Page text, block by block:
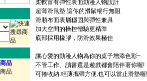
品
品
柔軟富有彈性表面動漫人物設計
超薄滑鼠墊,讓你的滑鼠暢行無阻
滑順布面表層穩固與彈性兼具
加大空間的操控體驗更精準
底部採用橡膠，防滑效果極佳
讓心愛的動漫人物為你的桌子增添色彩~
不管工作、讀書還是遊戲都會陪伴著你喔!
可捲收納.輕薄攜帶方便.也可以當止滑墊喔!